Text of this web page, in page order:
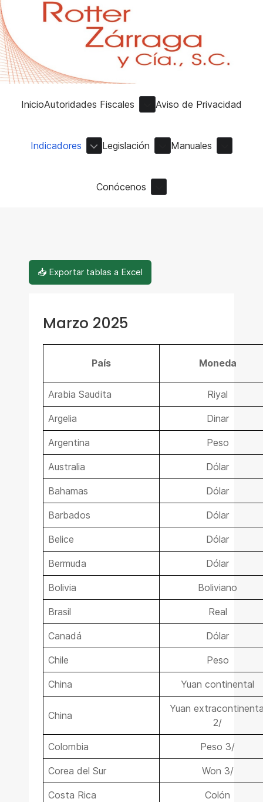
InicioAutoridades Fiscales Aviso de Privacidad
Indicadores Legislación Manuales
Conócenos
📥 Exportar tablas a Excel
Marzo 2025
País Moneda
Arabia Saudita Riyal
Argelia Dinar
Argentina Peso
Australia Dólar
Bahamas Dólar
Barbados Dólar
Belice Dólar
Bermuda Dólar
Bolivia Boliviano
Brasil Real
Canadá Dólar
Chile Peso
China Yuan continental
China
Yuan
2/
Colombia Peso 3/
Corea del Sur Won 3/
Costa Rica Colón